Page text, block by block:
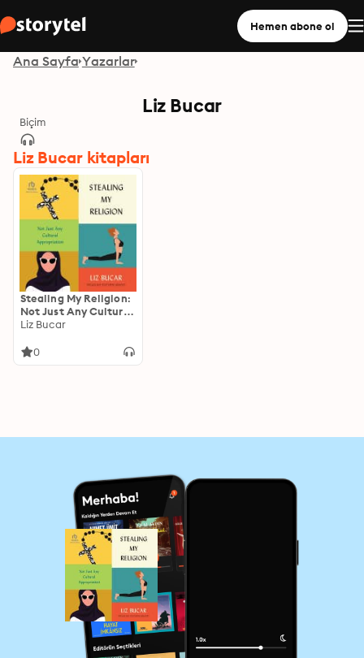
Hemen abone ol
Ana Sayfa Yazarlar
Liz Bucar
Biçim
Liz Bucar kitapları
Stealing My Religion:
Not Just Any Cultural
Appropriation
Liz Bucar
0